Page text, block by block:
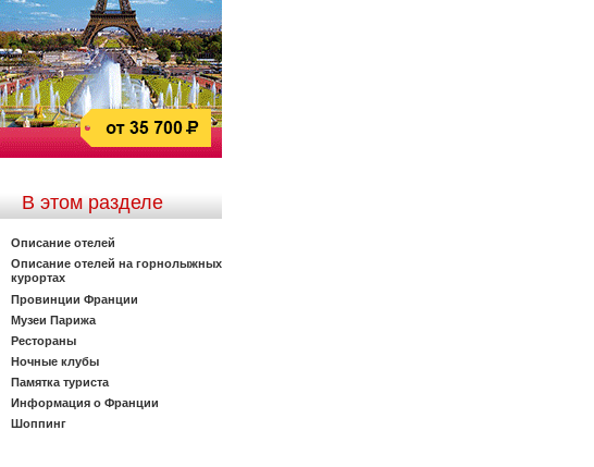
В этом разделе
Описание отелей
Описание отелей на горнолыжных
курортах
Провинции Франции
Музеи Парижа
Рестораны
Ночные клубы
Памятка туриста
Информация о Франции
Шоппинг